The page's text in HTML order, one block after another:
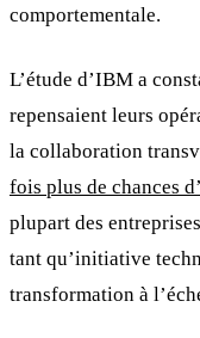
comportementale.
L’étude d’IBM a
repensaient leurs
la collaboration
fois plus de chances
plupart des
tant qu’initiative
transformation à